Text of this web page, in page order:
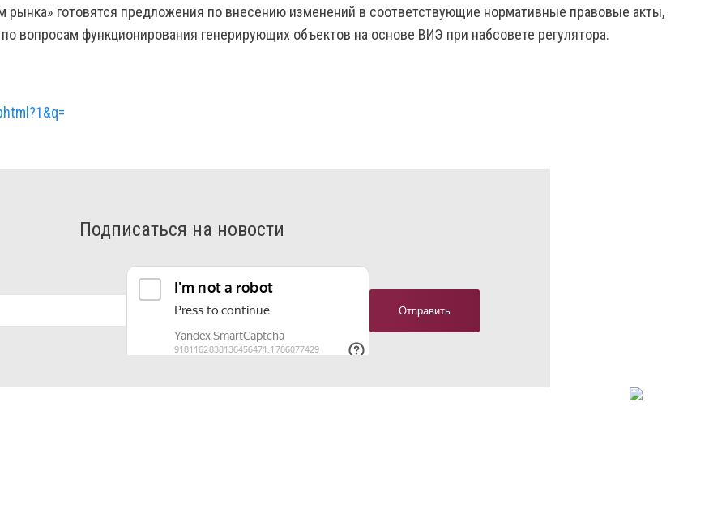
готовятся предложения по внесению изменений в соответствующие нормативные правовые акты,
вопросам функционирования генерирующих объектов на основе ВИЭ при набсовете регулятора.
Подписаться на новости